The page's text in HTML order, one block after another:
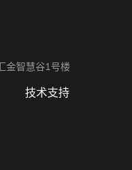
金智慧谷1号楼
技术支持